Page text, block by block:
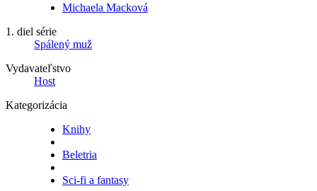
Michaela Macková
1. diel série
Spálený muž
Vydavateľstvo
Host
Kategorizácia
Knihy
Beletria
Sci-fi a fantasy